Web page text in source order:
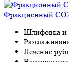
Фракционный
Шлифовка и
Лечение